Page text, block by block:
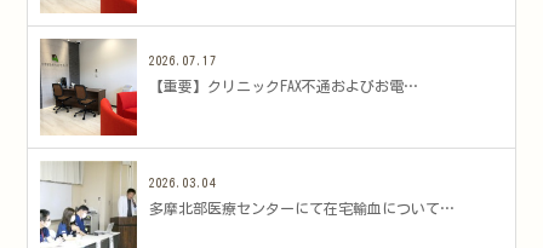
2026.07.17
​【重要】クリニックFAX不通およびお電…
2026.03.04
多摩北部医療センターにて在宅輸血について…